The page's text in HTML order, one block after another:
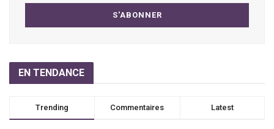
EN TENDANCE
Trending Commentaires Latest